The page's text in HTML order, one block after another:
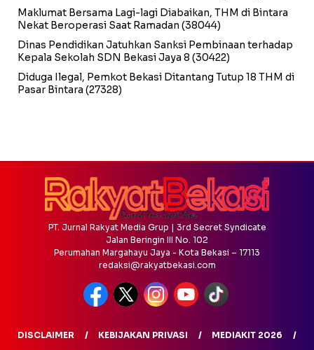
Maklumat Bersama Lagi-lagi Diabaikan, THM di Bintara
Nekat Beroperasi Saat Ramadan (38044)
Dinas Pendidikan Jatuhkan Sanksi Pembinaan terhadap
Kepala Sekolah SDN Bekasi Jaya 8 (30422)
Diduga Ilegal, Pemkot Bekasi Ditantang Tutup 18 THM di
Pasar Bintara (27328)
PT. Jurnal Rakyat Media Grup | 3rd Secret Syndicate
Jalan Beringin III No. 102
Perumahan Margahayu Jaya - Kota Bekasi – 17113
redaksi@rakyatbekasi.com
DISCLAIMER KEBIJAKAN PRIVASI
MEDIAKIT 2026